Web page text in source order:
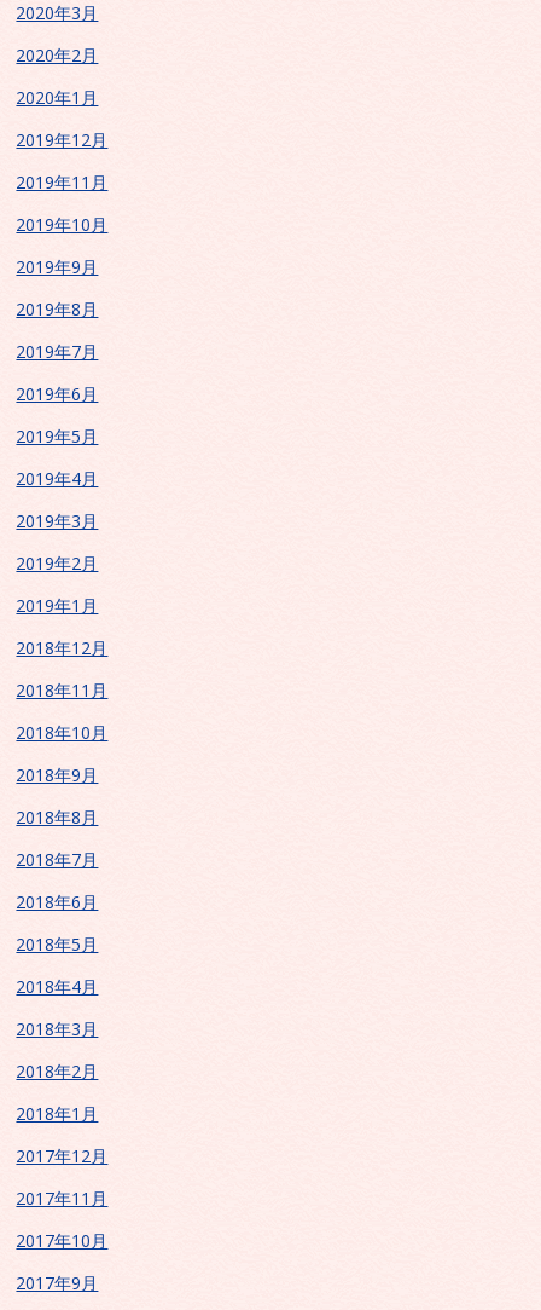
2020年3月
2020年2月
2020年1月
2019年12月
2019年11月
2019年10月
2019年9月
2019年8月
2019年7月
2019年6月
2019年5月
2019年4月
2019年3月
2019年2月
2019年1月
2018年12月
2018年11月
2018年10月
2018年9月
2018年8月
2018年7月
2018年6月
2018年5月
2018年4月
2018年3月
2018年2月
2018年1月
2017年12月
2017年11月
2017年10月
2017年9月